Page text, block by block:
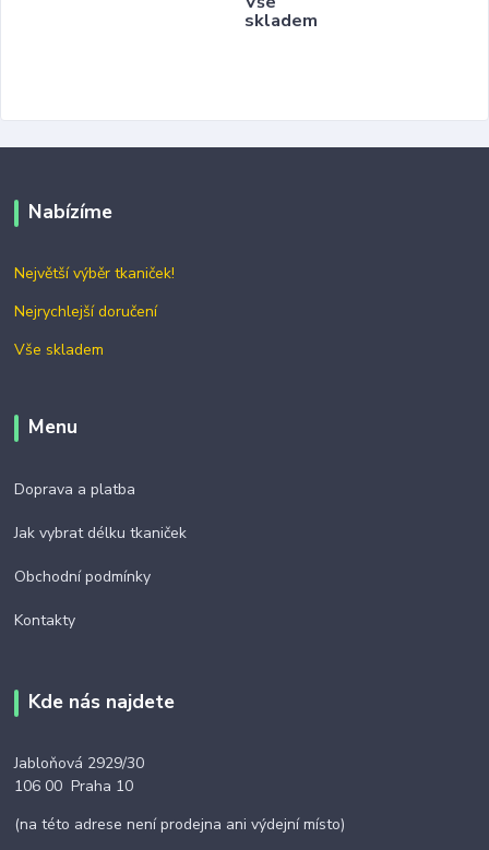
skladem
Nabízíme
Největší výběr tkaniček!
Nejrychlejší doručení
Vše skladem
Menu
Doprava a platba
Jak vybrat délku tkaniček
Obchodní podmínky
Kontakty
Kde nás najdete
Jabloňová 2929/30
106 00 Praha 10
(na této adrese není prodejna ani výdejní místo)